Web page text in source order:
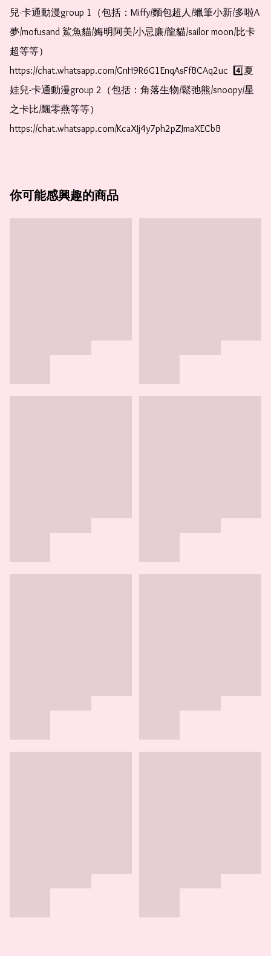
兒-卡通動漫group 1（包括：Miffy/麵包超人/蠟筆小新/多啦A
夢/mofusand 鯊魚貓/娒明阿美/小忌廉/龍貓/sailor moon/比卡
超等等）
https://chat.whatsapp.com/GnH9R6G1EnqAsFfBCAq2uc  4️⃣夏
娃兒-卡通動漫group 2（包括：角落生物/鬆弛熊/snoopy/星
之卡比/飄零燕等等）
https://chat.whatsapp.com/KcaXIj4y7ph2pZJmaXECbB
你可能感興趣的商品